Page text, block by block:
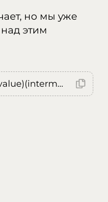
но мы уже
этим
Error: (intermediate value)(intermediate value)(intermediate value).replaceAll is not a function